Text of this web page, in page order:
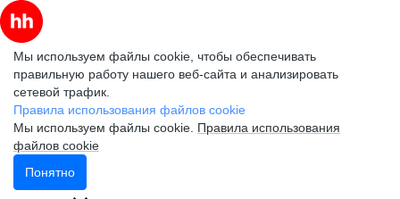
Мы используем файлы cookie, чтобы обеспечивать
правильную работу нашего веб-сайта и анализировать
сетевой трафик.
Правила использования файлов cookie
Мы используем файлы cookie. Правила использования
файлов cookie
Понятно